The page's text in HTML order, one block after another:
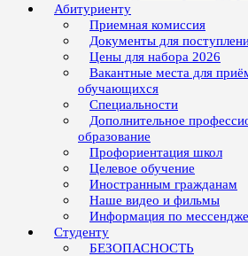
Абитуриенту
Приемная комиссия
Документы для
Цены для набора 2026
Вакантные места для
обучающихся
Специальности
Дополнительное
образование
Профориентация школ
Целевое обучение
Иностранным гражданам
Наше видео и фильмы
Информация по
Студенту
БЕЗОПАСНОСТЬ